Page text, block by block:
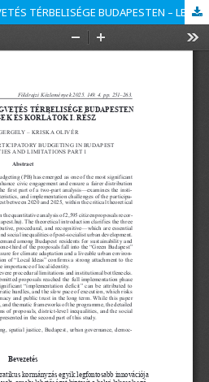
A RÉSZVÉTELI KÖLTSÉGVETÉS TÉRBELISÉGE BUDAPESTEN – LEHETŐSÉGEK ÉS KORLÁTOK I. RÉSZ